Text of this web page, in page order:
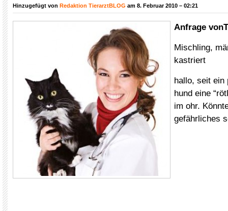
Hinzugefügt von Redaktion TierarztBLOG am 8. Februar 2010 – 02:21
Anfrage
Mischling,
kastriert
hallo, seit ein
hund eine
im ohr.
gefährliches